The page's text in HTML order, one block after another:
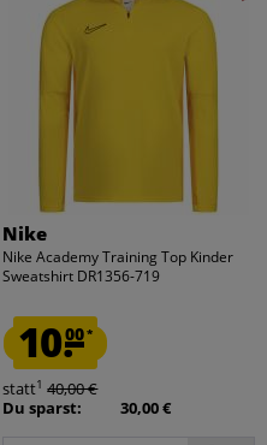
Nike
Nike Academy Training Top Kinder
Sweatshirt DR1356-719
10.00*
statt1 40,00 €
Du sparst:
30,00 €